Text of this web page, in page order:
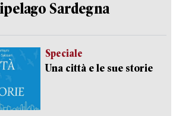
Sardegna
Speciale
Una città e le sue storie